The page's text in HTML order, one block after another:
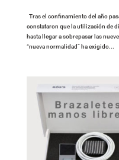
Tras el confinamiento del año
constataron que la utilización de
hasta llegar a sobrepasar las
“nueva normalidad” ha exigido...